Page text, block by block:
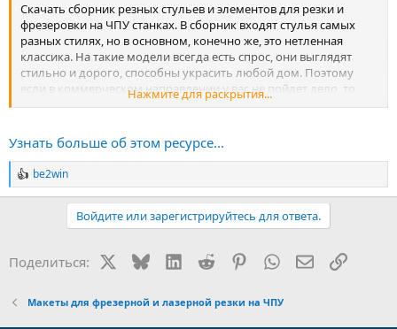
Скачать сборник резных стульев и элементов для резки и
фрезеровки на ЧПУ станках. В сборник входят стулья самых
разных стилях, но в основном, конечно же, это нетленная
классика. На такие модели всегда есть спрос, они выглядят
стильно и дорого, способны украсить любой дом. Поэтому
если в коммерческом направлении у вас не пойдет дело, то
резные стулья всегда можно использовать у себя дома. При
рабочего...
Нажмите для раскрытия...
Узнать больше об этом ресурсе...
Р
е
и
be2win
Войдите или зарегистрируйтесь для ответа.
Поделиться: BlueskyLinkedIn
Reddit PinterestWhatsApp Ссылка
Макеты для фрезерной и лазерной резки на ЧПУ